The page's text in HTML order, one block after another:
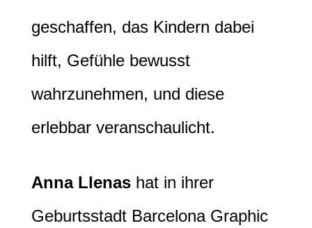
geschaffen, das Kindern dabei
hilft, Gefühle bewusst
wahrzunehmen, und diese
erlebbar veranschaulicht.
Anna Llenas hat in ihrer
Geburtsstadt Barcelona Graphic